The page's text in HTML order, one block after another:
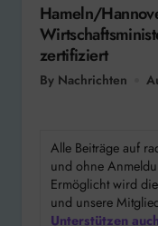
Hameln/
zertifiziert
By Nachrichten
Alle Beiträge auf
und ohne
Ermöglicht wird
und unsere
Unterstützen